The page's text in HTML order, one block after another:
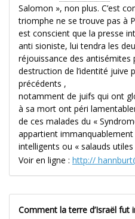
Salomon », non plus. C’est
triomphe ne se trouve pas à
est conscient que la presse
anti sioniste, lui tendra les
réjouissance des antisémites
destruction de l’identité juive
précédents ,
notamment de juifs qui ont
à sa mort ont péri
de ces malades du «
appartient
intelligents ou « salauds utiles
Voir en ligne : http://
Comment la terre d’Israël fut